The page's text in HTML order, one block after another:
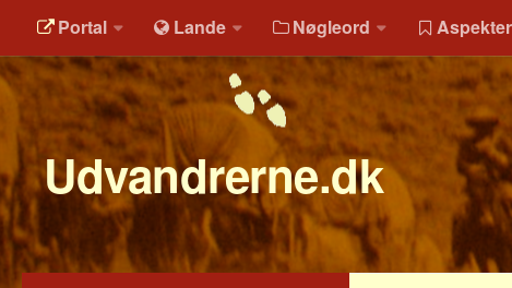
Portal Lande Nøgleord Aspekter
Udvandrerne.dk